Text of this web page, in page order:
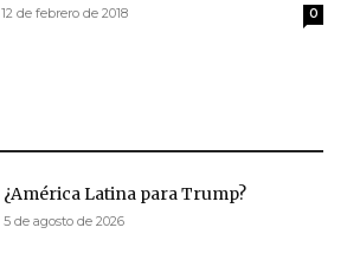
12 de febrero de 2018 0
¿América Latina para Trump?
5 de agosto de 2026